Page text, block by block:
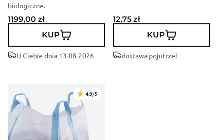
biologiczne.
1199,00 zł
KUP
U Ciebie dnia 13-08-2026
12,75 zł
KUP
dostawa pojutrze!
4.9/5